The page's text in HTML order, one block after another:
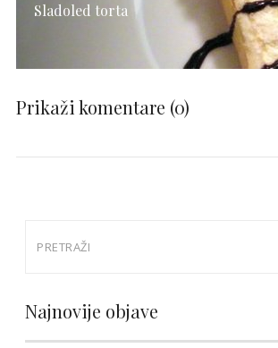
Sladoled torta
Prikaži komentare (0)
Najnovije objave